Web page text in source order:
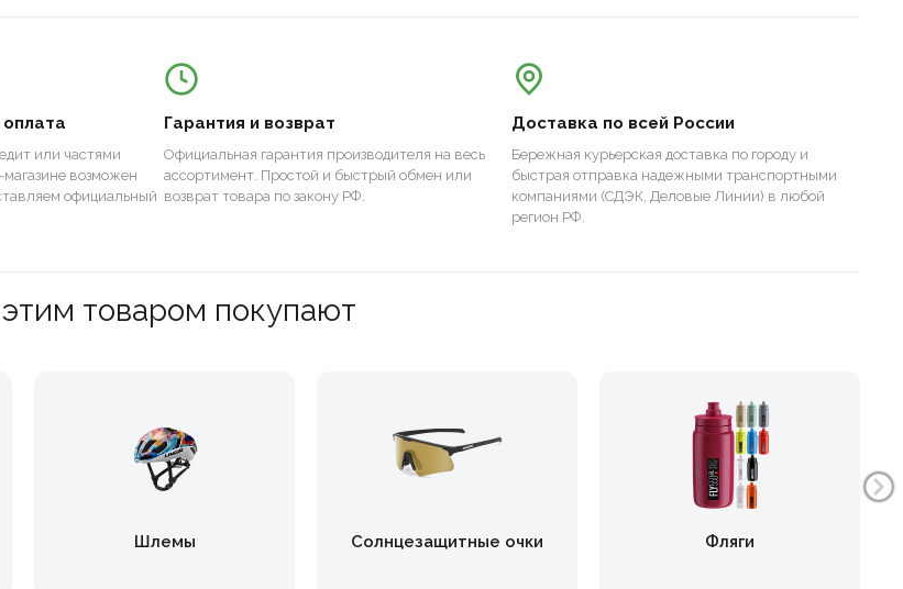
или частями
возможен
официальный
Гарантия и возврат
Официальная гарантия производителя на весь
ассортимент. Простой и быстрый обмен или
возврат товара по закону РФ.
Доставка по всей России
Бережная курьерская доставка по городу и
быстрая отправка надежными транспортными
компаниями (СДЭК, Деловые Линии) в любой
регион РФ.
товаром покупают
Шлемы Солнцезащитные очки Фляги